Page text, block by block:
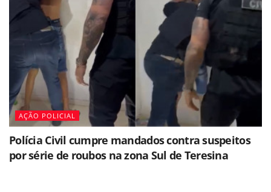
AÇÃO POLICIAL
Polícia Civil cumpre mandados contra suspeitos
por série de roubos na zona Sul de Teresina